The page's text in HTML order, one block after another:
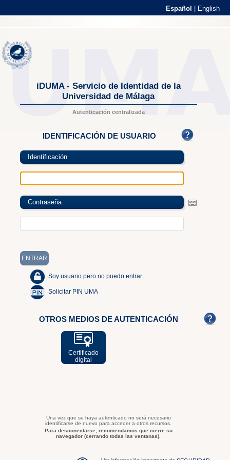
Español English
iDUMA - Servicio de Identidad de la
Universidad de Málaga
Autenticación centralizada
IDENTIFICACIÓN DE USUARIO
Identificación
Contraseña
Soy usuario pero no puedo entrar
Solicitar PIN UMA
OTROS MEDIOS DE AUTENTICACIÓN
Certificado
digital
Una vez que se haya autenticado no será necesario
identificarse de nuevo para acceder a otros recursos.
Para desconectarse, recomendamos que cierre su
navegador (cerrando todas las ventanas).